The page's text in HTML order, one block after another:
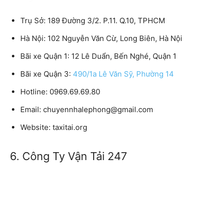
Trụ Sở: 189 Đường 3/2. P.11. Q.10, TPHCM
Hà Nội: 102 Nguyễn Văn Cừ, Long Biên, Hà Nội
Bãi xe Quận 1: 12 Lê Duẩn, Bến Nghé, Quận 1
Bãi xe Quận 3: 490/1a Lê Văn Sỹ, Phường 14
Hotline: 0969.69.69.80
Email: chuyennhalephong@gmail.com
Website: taxitai.org
6. Công Ty Vận Tải 247